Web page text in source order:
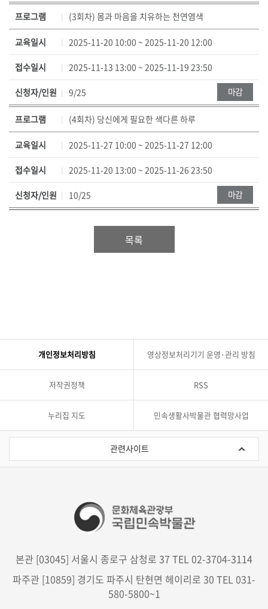
,
접
일
시
,
신
청
정
원
현
재
상
프로그램 (3회차) 몸과 마음을 치유하는 천연염색
교육일시 2025-11-20 10:00 ~ 2025-11-20 12:00
접수일시 2025-11-13 13:00 ~ 2025-11-19 23:50
신청자/인원 9/25 마감
프로그램 (4회차) 당신에게 필요한 색다른 하루
교육일시 2025-11-27 10:00 ~ 2025-11-27 12:00
접수일시 2025-11-20 13:00 ~ 2025-11-26 23:50
신청자/인원 10/25 마감
목록
개인정보처리방침 영상정보처리기기 운영·관리 방침
저작권정책 RSS
누리집 지도 민속생활사박물관 협력망사업
관
이
관련사이트
본관 [03045] 서울시 종로구 삼청로 37 TEL 02-3704-3114
파주관 [10859] 경기도 파주시 탄현면 헤이리로 30 TEL 031-
580-5800~1